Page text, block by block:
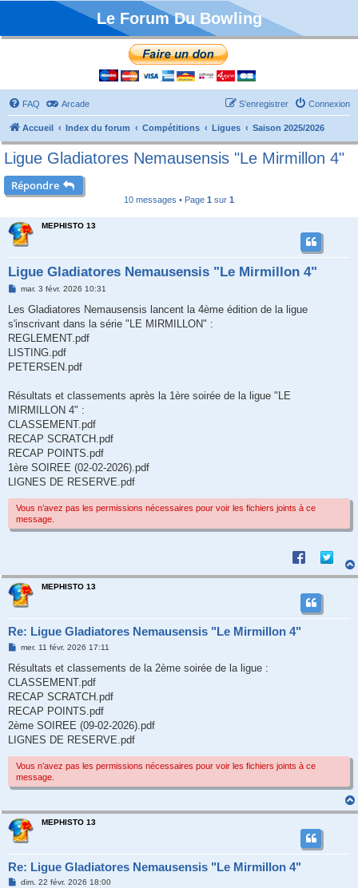
Le Forum Du Bowling
FAQ Arcade Connexion
S’enregistrer
Accueil Index du forum Compétitions Ligues Saison 2025/2026
Ligue Gladiatores Nemausensis "Le Mirmillon 4"
Répondre
10 messages • Page 1 sur 1
MEPHISTO 13
Ligue Gladiatores Nemausensis "Le Mirmillon 4"
M
s
a
g
mar. 3 févr. 2026 10:31
Les Gladiatores Nemausensis lancent la 4ème édition de la ligue
s'inscrivant dans la série "LE MIRMILLON" :
REGLEMENT.pdf
LISTING.pdf
PETERSEN.pdf
Résultats et classements après la 1ère soirée de la ligue "LE
MIRMILLON 4" :
CLASSEMENT.pdf
RECAP SCRATCH.pdf
RECAP POINTS.pdf
1ère SOIREE (02-02-2026).pdf
LIGNES DE RESERVE.pdf
Vous n’avez pas les permissions nécessaires pour voir les fichiers joints à ce
message.
MEPHISTO 13
Re: Ligue Gladiatores Nemausensis "Le Mirmillon 4"
M
s
a
g
mer. 11 févr. 2026 17:11
Résultats et classements de la 2ème soirée de la ligue :
CLASSEMENT.pdf
RECAP SCRATCH.pdf
RECAP POINTS.pdf
2ème SOIREE (09-02-2026).pdf
LIGNES DE RESERVE.pdf
Vous n’avez pas les permissions nécessaires pour voir les fichiers joints à ce
message.
MEPHISTO 13
Re: Ligue Gladiatores Nemausensis "Le Mirmillon 4"
Mdim. 22 févr. 2026 18:00